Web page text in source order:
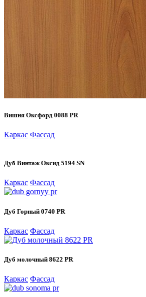
Вишня Оксфорд 0088 PR
Каркас Фассад
Дуб Винтаж Оксид 5194 SN
Каркас Фассад
Дуб Горный 0740 PR
Каркас Фассад
Дуб молочный 8622 PR
Каркас Фассад